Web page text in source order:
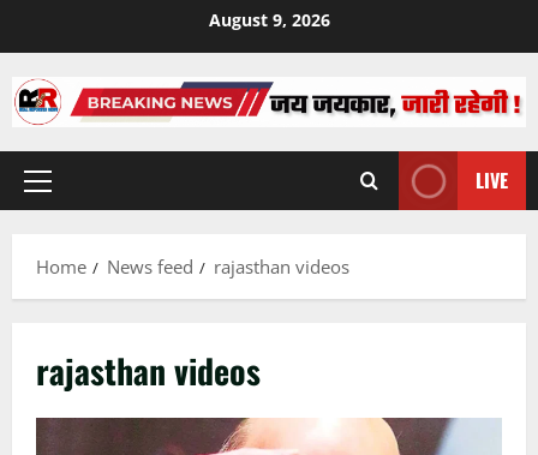
content
August 9, 2026
Primary
LIVE
Home News feed rajasthan videos
rajasthan videos